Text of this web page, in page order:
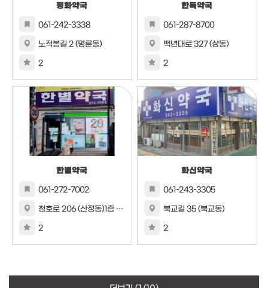
평화약국
061-242-3338
노적봉길 2 (명륜동)
2
한독약국
061-287-8700
백년대로 327 (상동)
2
한별약국
061-272-7002
청호로 206 (산정동)1층 101호
2
화신약국
061-243-3305
북교길 35 (북교동)
2